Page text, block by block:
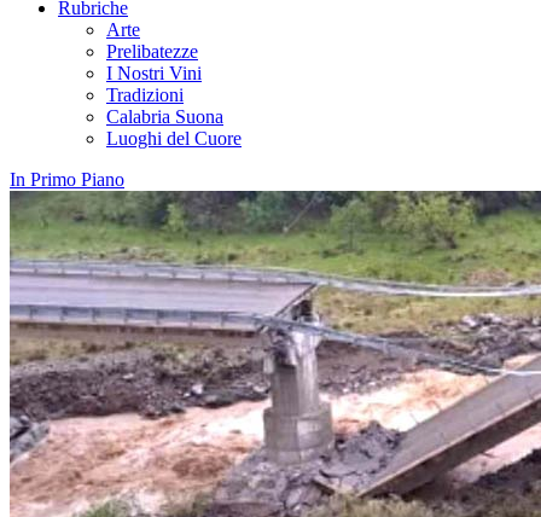
Rubriche
Arte
Prelibatezze
I Nostri Vini
Tradizioni
Calabria Suona
Luoghi del Cuore
In Primo Piano